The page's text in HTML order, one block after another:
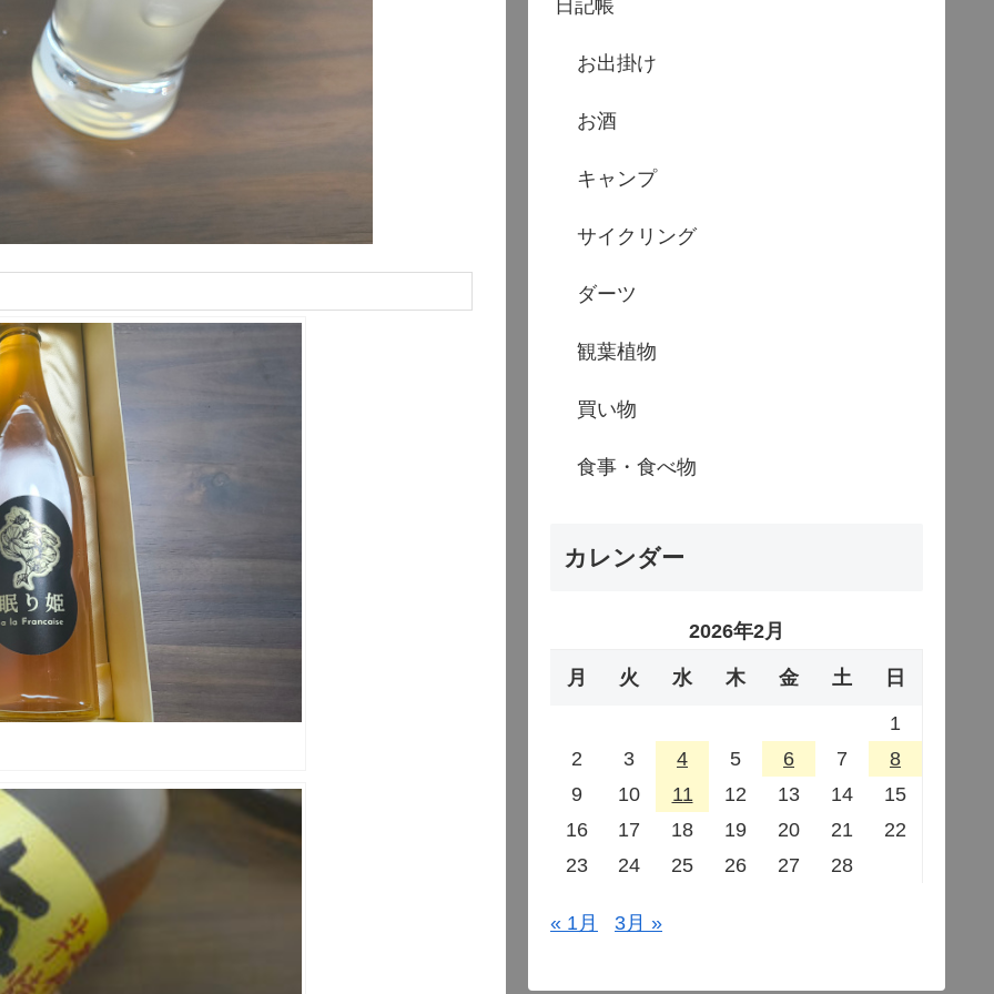
日記帳
お出掛け
お酒
キャンプ
サイクリング
ダーツ
観葉植物
買い物
食事・食べ物
カレンダー
2026年2月
月 火 水 木 金 土 日
1
2
3 4 5 6 7
8
9
10 11 12 13 14
15
16
17 18 19 20 21
22
23
24 25 26 27 28
« 1月 3月 »